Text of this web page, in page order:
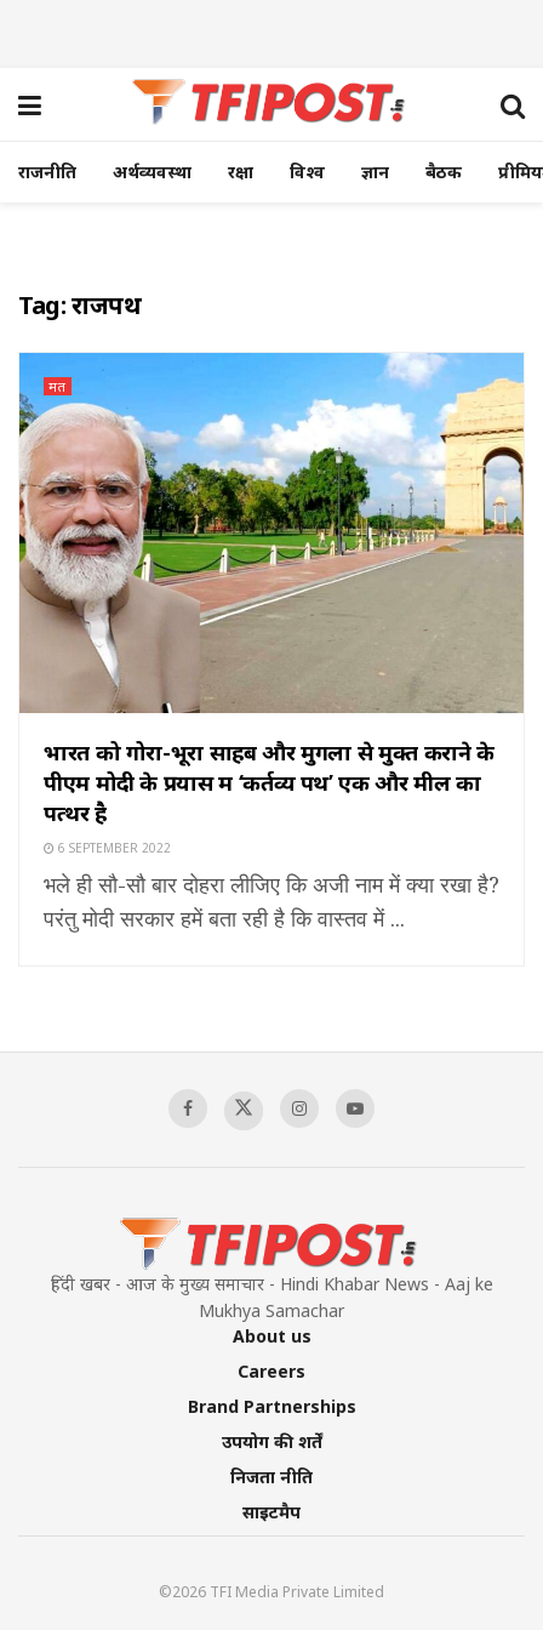
राजनीति अर्थव्यवस्था रक्षा विश्व ज्ञान बैठक
Tag:राजपथ
मत
भारत को गोरा-भूरा साहब और मुगलों से मुक्त कराने के
पीएम मोदी के प्रयास में ‘कर्तव्य पथ’ एक और मील का
पत्थर है
6 SEPTEMBER 2022
भले ही सौ-सौ बार दोहरा लीजिए कि अजी नाम में क्या रखा है?
परंतु मोदी सरकार हमें बता रही है कि वास्तव में ...
हिंदी खबर - आज के मुख्य समाचार - Hindi Khabar News - Aaj ke
Mukhya Samachar
About us
Careers
Brand Partnerships
उपयोग की शर्तें
निजता नीति
साइटमैप
©2026 TFI Media Private Limited